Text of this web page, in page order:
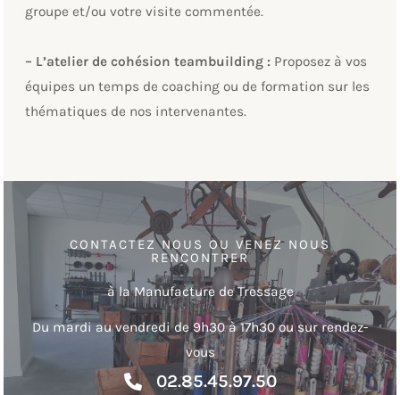
groupe et/ou votre visite commentée.
– L’atelier de cohésion teambuilding : Proposez à vos
équipes un temps de coaching ou de formation sur les
thématiques de nos intervenantes.
CONTACTEZ NOUS OU VENEZ NOUS
RENCONTRER
à la Manufacture de Tressage
Du mardi au vendredi de 9h30 à 17h30 ou sur rendez-
vous
02.85.45.97.50